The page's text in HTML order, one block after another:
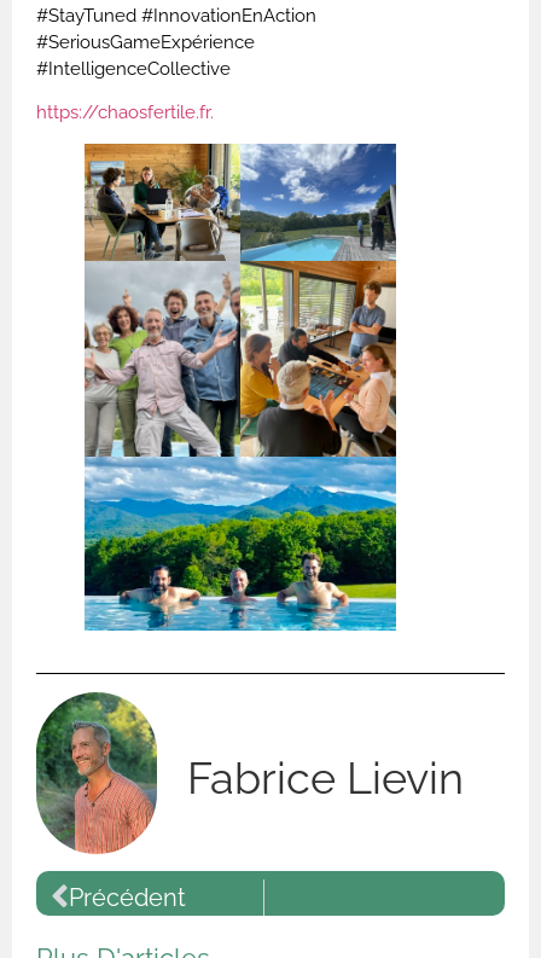
#StayTuned #InnovationEnAction
#SeriousGameExpérience
#IntelligenceCollective
https://chaosfertile.fr.
Fabrice Lievin
Précédent